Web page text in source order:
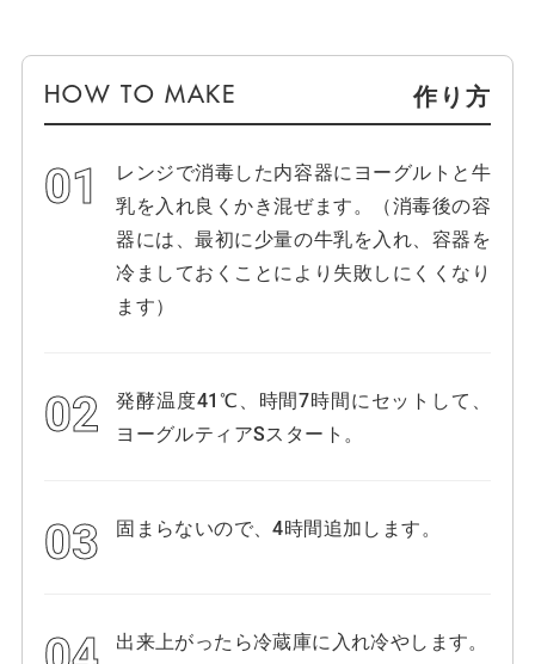
作り方
レンジで消毒した内容器にヨーグルトと牛
乳を入れ良くかき混ぜます。（消毒後の容
器には、最初に少量の牛乳を入れ、容器を
冷ましておくことにより失敗しにくくなり
ます）
発酵温度41℃、時間7時間にセットして、
ヨーグルティアSスタート。
固まらないので、4時間追加します。
出来上がったら冷蔵庫に入れ冷やします。